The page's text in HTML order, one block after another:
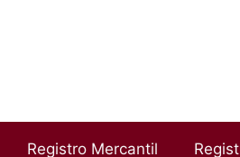
Registro Mercantil